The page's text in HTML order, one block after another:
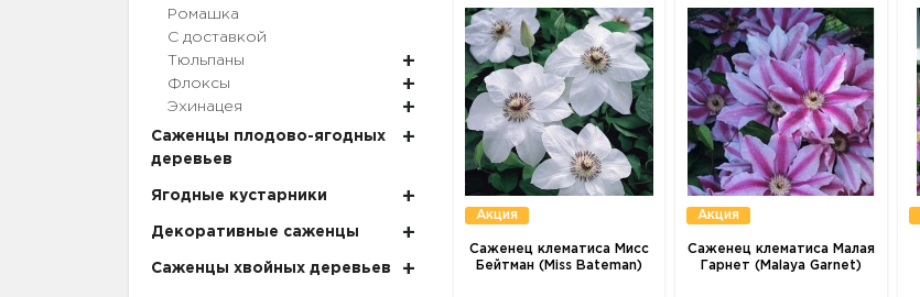
Ромашка
С доставкой
Тюльпаны
Флоксы
Эхинацея
Саженцы плодово-ягодных
деревьев
Ягодные кустарники
Декоративные саженцы
Саженцы хвойных деревьев
Акция
Саженец клематиса Мисс
Бейтман (Miss Bateman)
Акция
Саженец клематиса Малая
Гарнет (Malaya Garnet)